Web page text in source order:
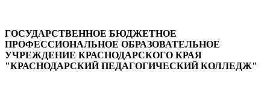
ГОСУДАРСТВЕННОЕ БЮДЖЕТНОЕ
ПРОФЕССИОНАЛЬНОЕ ОБРАЗОВАТЕЛЬНОЕ
УЧРЕЖДЕНИЕ КРАСНОДАРСКОГО КРАЯ
"КРАСНОДАРСКИЙ ПЕДАГОГИЧЕСКИЙ КОЛЛЕДЖ"